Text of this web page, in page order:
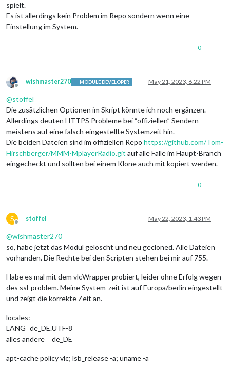
spielt.
Es ist allerdings kein Problem im Repo sondern wenn eine
Einstellung im System.
0
Offline
wishmaster270 MODULE DEVELOPER May 21, 2023, 6:22 PM
@stoffel
Die zusätzlichen Optionen im Skript könnte ich noch ergänzen.
Allerdings deuten HTTPS Probleme bei “offiziellen” Sendern
meistens auf eine falsch eingestellte Systemzeit hin.
Die beiden Dateien sind im offiziellen Repo https://github.com/Tom-
Hirschberger/MMM-MplayerRadio.git auf alle Fälle im Haupt-Branch
eingecheckt und sollten bei einem Klone auch mit kopiert werden.
0
S
Offline
stoffel May 22, 2023, 1:43 PM
@wishmaster270
so, habe jetzt das Modul gelöscht und neu gecloned. Alle Dateien
vorhanden. Die Rechte bei den Scripten stehen bei mir auf 755.
Habe es mal mit dem vlcWrapper probiert, leider ohne Erfolg wegen
des ssl-problem. Meine System-zeit ist auf Europa/berlin eingestellt
und zeigt die korrekte Zeit an.
locales:
LANG=de_DE.UTF-8
alles andere = de_DE
apt-cache policy vlc; lsb_release -a; uname -a